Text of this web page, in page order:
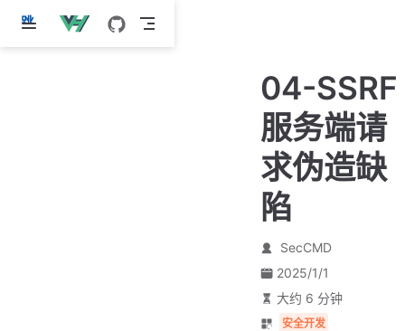
跳
04-SSRF
服务端请
求伪造缺
陷
SecCMD
2025/1/1
大约 6 分钟
安全开发